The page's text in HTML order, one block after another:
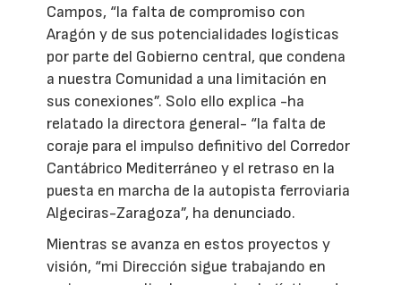
Campos, “la falta de compromiso con
Aragón y de sus potencialidades logísticas
por parte del Gobierno central, que condena
a nuestra Comunidad a una limitación en
sus conexiones”. Solo ello explica -ha
relatado la directora general- “la falta de
coraje para el impulso definitivo del Corredor
Cantábrico Mediterráneo y el retraso en la
puesta en marcha de la autopista ferroviaria
Algeciras-Zaragoza”, ha denunciado.
Mientras se avanza en estos proyectos y
visión, “mi Dirección sigue trabajando en